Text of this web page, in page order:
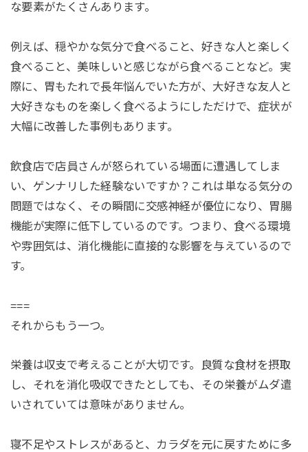
な要素がたくさんあります。
例えば、穏やかな気分で食べること、好きな人と楽しく
食べること、美味しいと感じながら食べることなど。実
際に、胃もたれで長年悩んでいた方が、大好きな友人と
大好きなものを楽しく食べるようにしただけで、症状が
大幅に改善した事例もあります。
飲食店で店員さんが怒られている場面に遭遇してしま
い、ゲンナリした経験ないですか？これは単なる気分の
問題ではなく、その瞬間に交感神経が優位になり、胃腸
機能が実際に低下しているのです。つまり、食べる環境
や雰囲気は、消化機能に直接的な影響を与えているので
す。
===
それからもう一つ。
栄養は収支で考えることが大切です。良質な食材を摂取
し、それを消化吸収できたとしても、その栄養がムダ遣
いされていては意味がありません。
寝不足やストレスがあると、カラダを元に戻すために多